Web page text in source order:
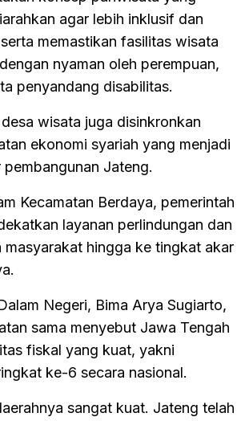
agar lebih inklusif dan
memastikan fasilitas wisata
nyaman oleh perempuan,
penyandang disabilitas.
wisata juga disinkronkan
ekonomi syariah yang menjadi
pembangunan Jateng.
Kecamatan Berdaya, pemerintah
layanan perlindungan dan
masyarakat hingga ke tingkat akar
Negeri, Bima Arya Sugiarto,
sama menyebut Jawa Tengah
fiskal yang kuat, yakni
ke-6 secara nasional.
sangat kuat. Jateng telah